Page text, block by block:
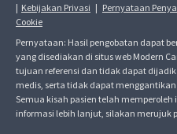
| Kebijakan Privasi | Pernyataan
Cookie
Pernyataan: Hasil pengobatan dapat
yang disediakan di situs web Modern
tujuan referensi dan tidak dapat
medis, serta tidak dapat
Semua kisah pasien telah
informasi lebih lanjut, silakan merujuk